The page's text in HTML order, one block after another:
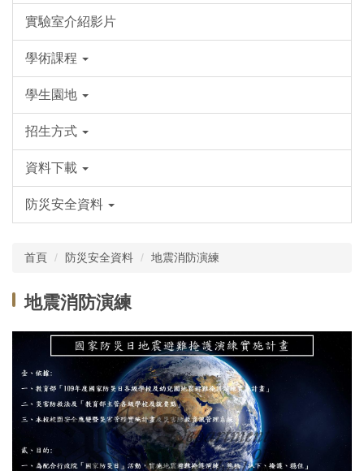
實驗室介紹影片
學術課程
學生園地
招生方式
資料下載
防災安全資料
首頁 防災安全資料 地震消防演練
地震消防演練